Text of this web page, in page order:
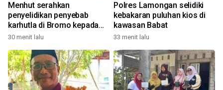
Menhut serahkan
penyelidikan penyebab
karhutla di Bromo kepada
aparat
30 menit lalu
Polres Lamongan selidiki
kebakaran puluhan kios di
kawasan Babat
33 menit lalu